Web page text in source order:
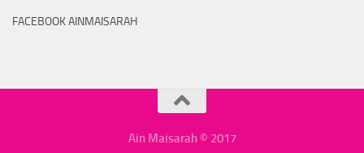
FACEBOOK AINMAISARAH
Ain Maisarah © 2017